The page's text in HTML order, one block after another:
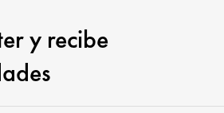
y recibe